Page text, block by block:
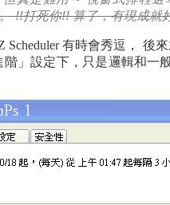
!!打死你!! 算了，有現成就
Scheduler 有時會秀逗， 後
」設定下，只是邏輯和一